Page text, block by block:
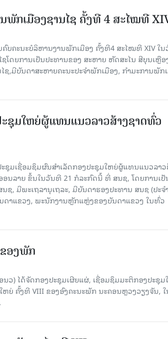
ພັກເມືອງຊານ​ໄຊ ຄັ້ງທີ 4 ສະໄໝທີ
ຄົບຄະນະບໍລິຫານງານພັກເມືອງ ຄັ້ງທີ4 ສະໄໝທີ XIV ໃ
ໂດຍການເປັນປະທານຂອງ ສະຫາຍ ຫັດສະໄນ ສີບຸນເຫຼືອ
ຊ,ມີບັນດາສະຫາຍຄະນະປະຈຳພັກເມືອງ, ກຳມະການພັກ
ຊຸມໃຫຍ່ຜູ້ແທນແນວລາວສ້າງຊາດທົ່ວ
ຊຸມເຊື່ອມຊຶມຜົນສໍາເລັດກອງປະຊຸມໃຫຍ່ຜູ້ແທນແນວລາວ
ນລາຍ ຂຶ້ນໃນວັນທີ 21 ກໍລະກົດນີ້ ທີ່ ສນຊ, ໂດຍການເປັ
, ມີພະເຖລານຸເຖລະ, ມີບັນດາຮອງປະທານ ສນຊ (ປະຈ
ດາແຂວງ, ພະນັກງານຫຼັກແຫຼ່ງຂອງບັນດາແຂວງ ໃນທົ່ວ
ອງພັກ
ວ) ໄດ້ຈັດກອງປະຊຸມເຜີຍແຜ່, ເຊື່ອມຊຶມມະຕິກອງປະຊຸມ
ຍ່ ຄັ້ງທີ VIII ຂອງອົງຄະນະພັກ ນະຄອນຫຼວງວຽງຈັນ, ໃ